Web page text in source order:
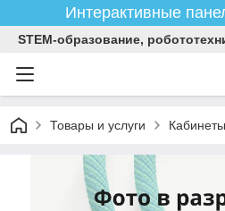
Интерактивные
STEM-образование,
Товары и услуги